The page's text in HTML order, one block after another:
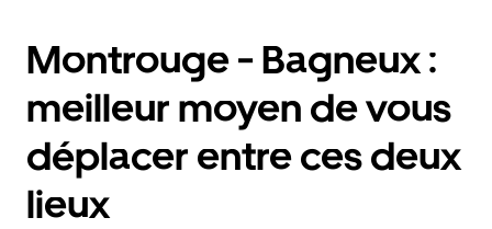
Montrouge - Bagneux :
meilleur moyen de vous
déplacer entre ces deux
lieux